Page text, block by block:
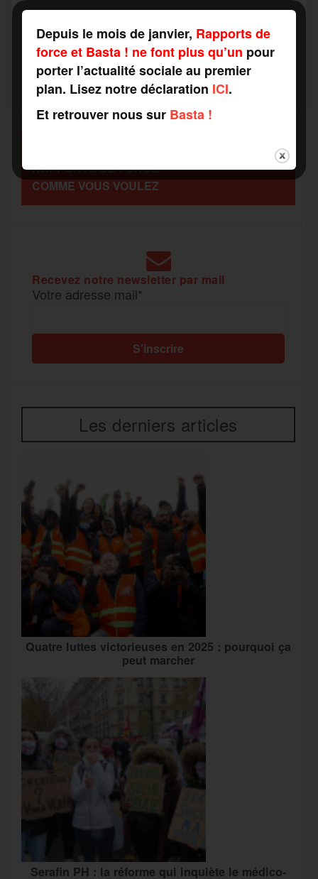
e
b
o
k
t
t
e
i
l
s
a
e
r
t
g
e
RAPPORTS DE FORCE
COMME VOUS VOULEZ
Recevez notre newsletter par mail
Votre adresse mail*
Les derniers articles
Quatre luttes victorieuses en 2025 : pourquoi ça
peut marcher
Serafin PH : la réforme qui inquiète le médico-
Depuis le mois de janvier, Rapports de
force et Basta ! ne font plus qu’un pour
porter l’actualité sociale au premier
plan. Lisez notre déclaration ICI.
Et retrouver nous sur Basta !